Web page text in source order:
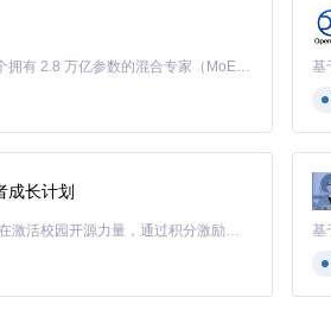
测试基准，支持三类核心任务：
/缺陷）与多分类（隐裂/断栅/虚焊等）研
陷区域的自动框选，定位精度可达±5像素
模型，在测试集上实现了
过在ImageNet等通用数据集上预训练的模
样本条件下（<500样本）仍能保持90%以
Kimi K3 是Kimi能力最强的模型：这是一个拥有 2.8 万亿参数的混合专家（MoE）模型，具备原生视觉理解能力，并支持 100 万 token 的上下文窗口。
基
成长计划
「源启盛夏」暑期校园开发者成长计划旨在激活校园开源力量，通过积分激励、认证扶持、资源倾斜等形式，引导高校组织和开发者完成「入驻 — 建项目 — 做贡献 — 获认证 — 得资源」的完整闭环。无论你是想带领社团入驻平台的组织者，还是希望用代码贡献证明自己的开发者，都能在这里找到属于你的成长路径。